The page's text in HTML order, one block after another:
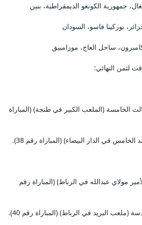
جمهورية الكونغو الديمقراطية، بنين
بوركينا فاسو، السودان
ساحل العاج، موزامبيق
لثمن النهائي:
الخامسة (الملعب الكبير في طنجة) (المباراة
في الدار البيضاء) (المباراة رقم 38).
مولاي عبدالله في الرباط) (المباراة رقم
(ملعب البريد في الرباط) (المباراة رقم 40).